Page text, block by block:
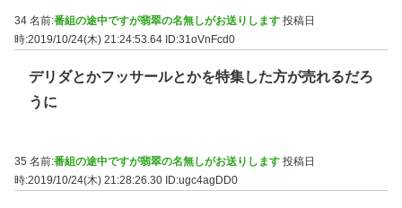
34 名前:番組の途中ですが翡翠の名無しがお送りします 投稿日
時:2019/10/24(木) 21:24:53.64 ID:31oVnFcd0
デリダとかフッサールとかを特集した方が売れるだろ
うに
35 名前:番組の途中ですが翡翠の名無しがお送りします 投稿日
時:2019/10/24(木) 21:28:26.30 ID:ugc4agDD0